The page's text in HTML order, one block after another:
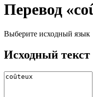
Перевод
Выберите исходный язык
Исходный текст